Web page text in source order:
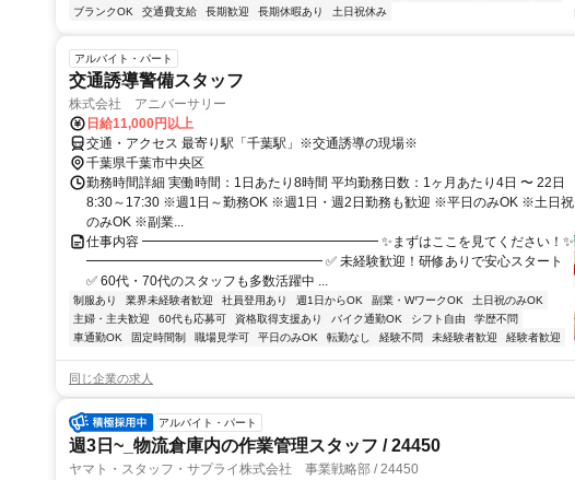
ブランクOK
交通費支給 長期歓迎 長期休暇あり 土日祝休み
アルバイト・パート
交通誘導警備スタッフ
株式会社 アニバーサリー
日給11,000円以上
交通・アクセス 最寄り駅「千葉駅」※交通誘導の現場※
千葉県千葉市中央区
勤務時間詳細 実働時間：1日あたり8時間 平均勤務日数：1ヶ月あたり4日 〜 22日
8:30～17:30 ※週1日～勤務OK ※週1日・週2日勤務も歓迎 ※平日のみOK ※土日祝
のみOK ※副業...
仕事内容 ━━━━━━━━━━━━━━━━━━ ✨まずはここを見てください！✨
━━━━━━━━━━━━━━━━━━ ✅ 未経験歓迎！研修ありで安心スタート
✅ 60代・70代のスタッフも多数活躍中 ...
制服あり 業界未経験者歓迎 社員登用あり 週1日からOK 副業・WワークOK
土日祝のみOK
主婦・主夫歓迎
60代も応募可 資格取得支援あり バイク通勤OK シフト自由
学歴不問
車通勤OK
固定時間制 職場見学可 平日のみOK 転勤なし 経験不問 未経験者歓迎 経験者歓迎
同じ企業の求人
アルバイト・パート
週3日~_物流倉庫内の作業管理スタッフ / 24450
ヤマト・スタッフ・サプライ株式会社 事業戦略部 / 24450